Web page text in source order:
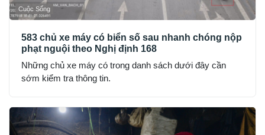
Cuộc Sống
583 chủ xe máy có biển số sau nhanh chóng nộp
phạt nguội theo Nghị định 168
Những chủ xe máy có trong danh sách dưới đây cần
sớm kiểm tra thông tin.